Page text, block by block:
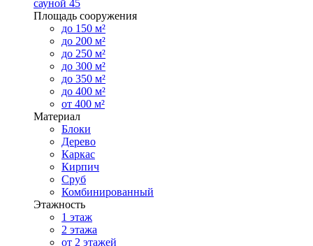
сауной 45
Площадь сооружения
до 150 м²
до 200 м²
до 250 м²
до 300 м²
до 350 м²
до 400 м²
от 400 м²
Материал
Блоки
Дерево
Каркас
Кирпич
Сруб
Комбинированный
Этажность
1 этаж
2 этажа
от 2 этажей